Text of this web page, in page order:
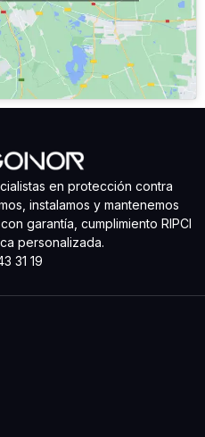
en protección contra
instalamos y mantenemos
garantía, cumplimiento RIPCI
personalizada.
31 19